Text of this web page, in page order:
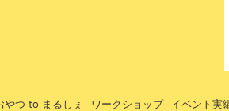
やつ to まるしぇ ワークショップ イベント実